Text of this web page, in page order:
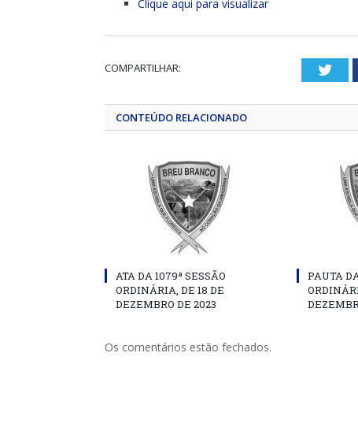
Clique aqui para visualizar
COMPARTILHAR:
CONTEÚDO RELACIONADO
ATA DA 1079ª SESSÃO
ORDINÁRIA, DE 18 DE
DEZEMBRO DE 2023
PAUTA
Os comentários estão fechados.